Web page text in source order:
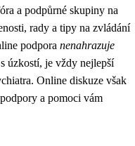
a podpůrné skupiny na
rady a tipy na zvládání
podpora nenahrazuje
úzkostí, je vždy nejlepší
Online diskuze však
a pomoci vám